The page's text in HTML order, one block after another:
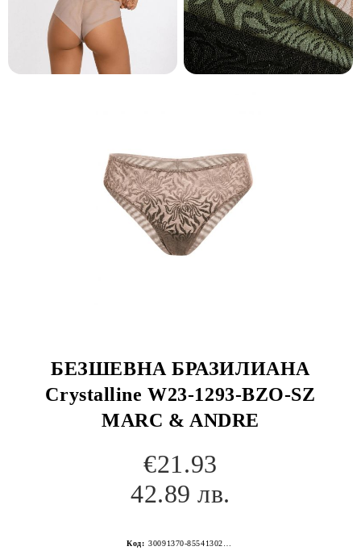
БЕЗШЕВНА БРАЗИЛИАНА
Crystalline W23-1293-BZO-SZ
MARC & ANDRE
€21.93
42.89 лв.
Код: 30091370-8554130267152260709